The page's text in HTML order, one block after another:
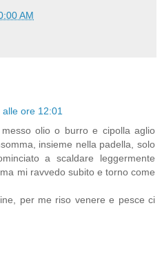
AM
ore 12:01
olio o burro e cipolla aglio
insieme nella padella, solo
a scaldare leggermente
mi ravvedo subito e torno come
per me riso venere e pesce ci